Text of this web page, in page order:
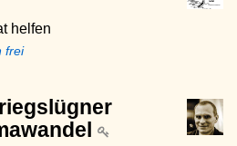
helfen
frei